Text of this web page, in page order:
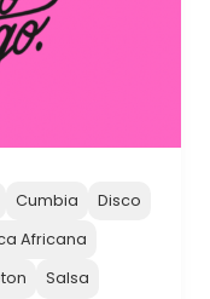
Cumbia
Disco
Africana
Salsa